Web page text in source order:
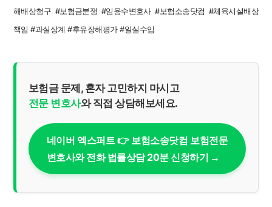
해배상청구 #보험금분쟁 #임용수변호사 #보험소송닷컴 #체육시설배상
책임 #과실상계 #후유장해평가 #일실수입
보험금 문제, 혼자 고민하지 마시고
전문 변호사와 직접 상담해보세요.
네이버 엑스퍼트 👉 보험소송닷컴 보험전문
변호사와 전화 법률상담 20분 신청하기 →